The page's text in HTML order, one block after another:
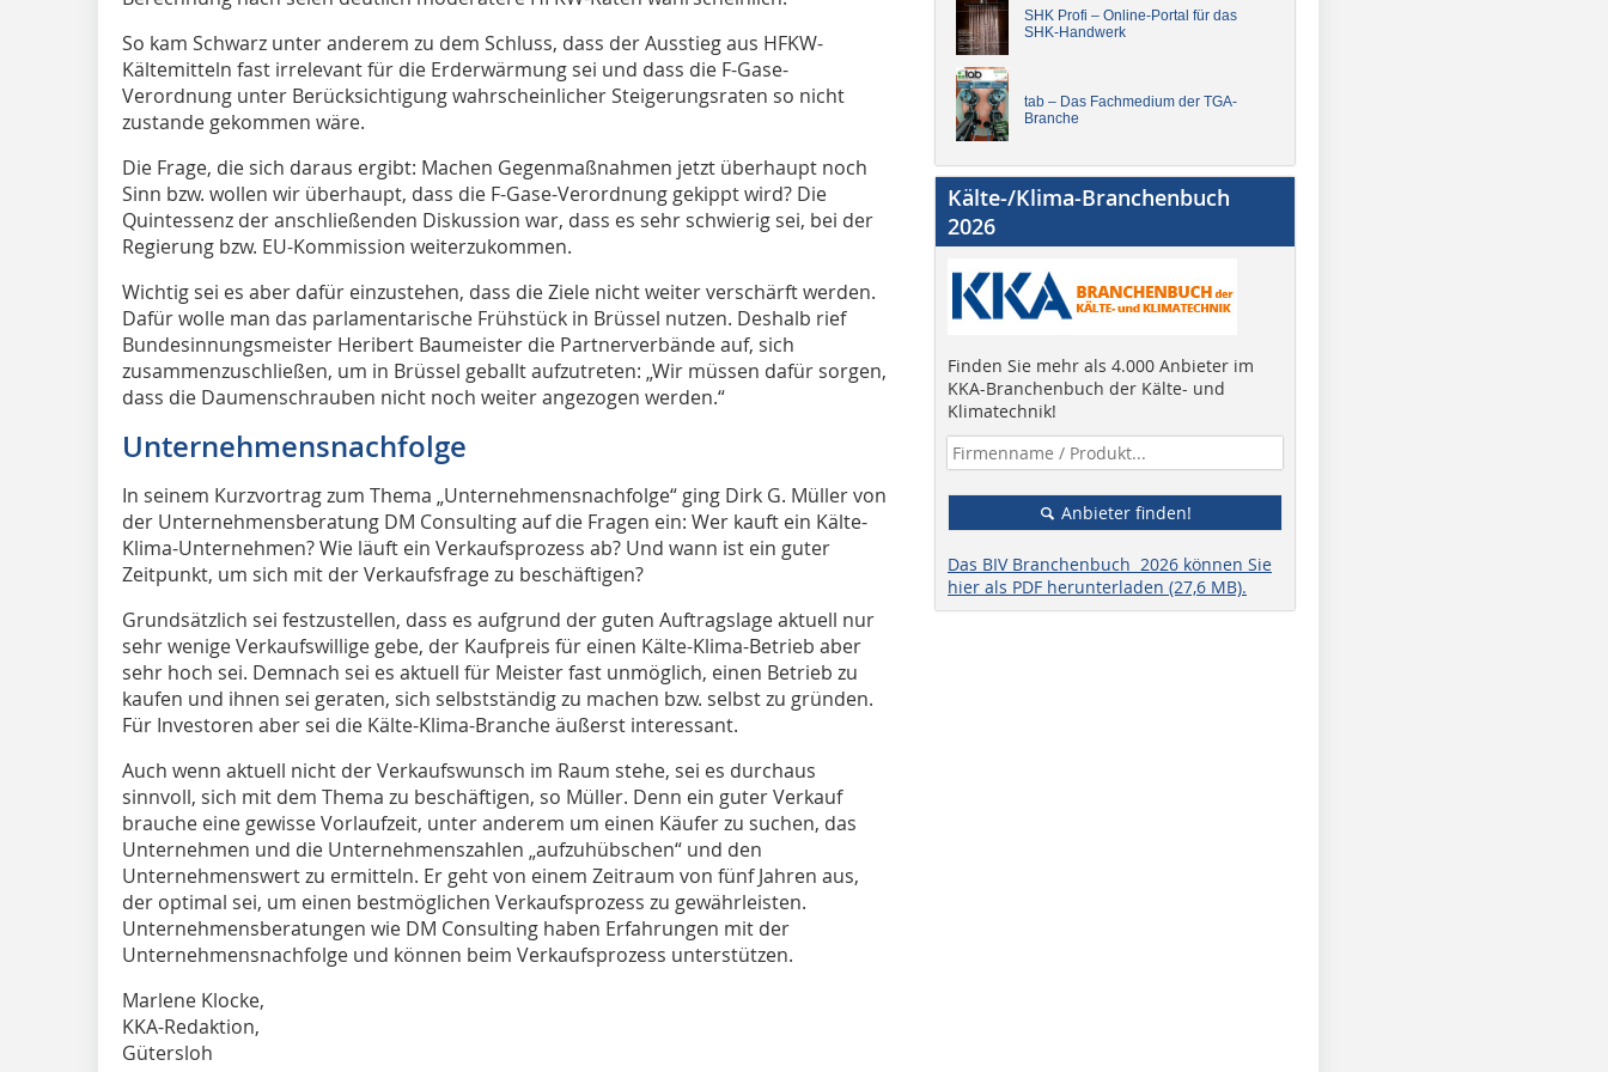
So kam Schwarz unter anderem zu dem Schluss, dass der Ausstieg aus HFKW-
Kältemitteln fast irrelevant für die Erderwärmung sei und dass die F-Gase-
Verordnung unter Berücksichtigung wahrscheinlicher Steigerungsraten so nicht
zustande gekommen wäre.
Die Frage, die sich daraus ergibt: Machen Gegenmaßnahmen jetzt überhaupt noch
Sinn bzw. wollen wir überhaupt, dass die F-Gase-Verordnung gekippt wird? Die
Quintessenz der anschließenden Diskussion war, dass es sehr schwierig sei, bei der
Regierung bzw. EU-Kommission weiterzukommen.
Wichtig sei es aber dafür einzustehen, dass die Ziele nicht weiter verschärft werden.
Dafür wolle man das parlamentarische Frühstück in Brüssel nutzen. Deshalb rief
Bundesinnungsmeister Heribert Baumeister die Partnerverbände auf, sich
zusammenzuschließen, um in Brüssel geballt aufzutreten: „Wir müssen dafür sorgen,
dass die Daumenschrauben nicht noch weiter angezogen werden.“
Unternehmensnachfolge
In seinem Kurzvortrag zum Thema „Unternehmensnachfolge“ ging Dirk G. Müller von
der Unternehmensberatung DM Consulting auf die Fragen ein: Wer kauft ein Kälte-
Klima-Unternehmen? Wie läuft ein Verkaufsprozess ab? Und wann ist ein guter
Zeitpunkt, um sich mit der Verkaufsfrage zu beschäftigen?
Grundsätzlich sei festzustellen, dass es aufgrund der guten Auftragslage aktuell nur
sehr wenige Verkaufswillige gebe, der Kaufpreis für einen Kälte-Klima-Betrieb aber
sehr hoch sei. Demnach sei es aktuell für Meister fast unmöglich, einen Betrieb zu
kaufen und ihnen sei geraten, sich selbstständig zu machen bzw. selbst zu gründen.
Für Investoren aber sei die Kälte-Klima-Branche äußerst interessant.
Auch wenn aktuell nicht der Verkaufswunsch im Raum stehe, sei es durchaus
sinnvoll, sich mit dem Thema zu beschäftigen, so Müller. Denn ein guter Verkauf
brauche eine gewisse Vorlaufzeit, unter anderem um einen Käufer zu suchen, das
Unternehmen und die Unternehmenszahlen „aufzuhübschen“ und den
Unternehmenswert zu ermitteln. Er geht von einem Zeitraum von fünf Jahren aus,
der optimal sei, um einen bestmöglichen Verkaufsprozess zu gewährleisten.
Unternehmensberatungen wie DM Consulting haben Erfahrungen mit der
Unternehmensnachfolge und können beim Verkaufsprozess unterstützen.
Marlene Klocke,
KKA-Redaktion,
Gütersloh
SHK Profi – Online-Portal für das
SHK-Handwerk
tab – Das Fachmedium der TGA-
Branche
Kälte-/Klima-Branchenbuch
2026
Finden Sie mehr als 4.000 Anbieter im
KKA-Branchenbuch der Kälte- und
Klimatechnik!
Anbieter finden!
Das BIV Branchenbuch 2026 können Sie
hier als PDF herunterladen (27,6 MB).